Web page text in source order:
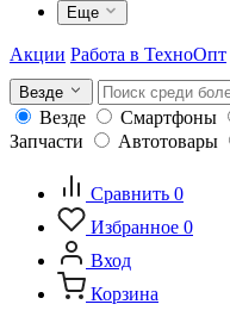
Еще
Акции Работа в ТехноОпт
Везде
Везде Смартфоны
Запчасти
Автотовары
Сравнить 0
Избранное 0
Вход
Корзина